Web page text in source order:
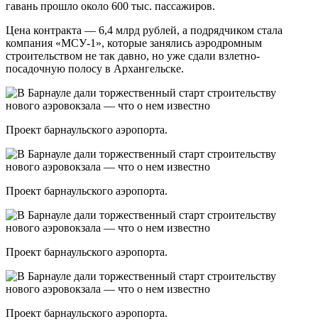
гавань прошло около 600 тыс. пассажиров.
Цена контракта — 6,4 млрд рублей, а подрядчиком стала
компания «МСУ-1», которые занялись аэродромным
строительством не так давно, но уже сдали взлетно-
посадочную полосу в Архангельске.
Проект барнаульского аэропорта.
Проект барнаульского аэропорта.
Проект барнаульского аэропорта.
Проект барнаульского аэропорта.